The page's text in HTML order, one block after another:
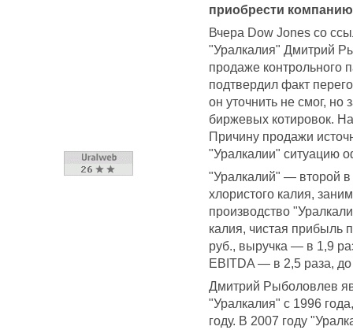
приобрести
Вчера Dow Jones со
"Уралкалия" Дмитрий
продаже контрольного
подтвердил факт
он уточнить не смог,
биржевых котировок.
Причину продажи
"Уралкалии" ситуацию
"Уралкалий" — второй
хлористого калия,
производство
калия, чистая прибыль
руб., выручка — в 1,9
EBITDA — в 2,5 раза,
Дмитрий Рыболовлев
"Уралкалия" с 1996
году. В 2007 году